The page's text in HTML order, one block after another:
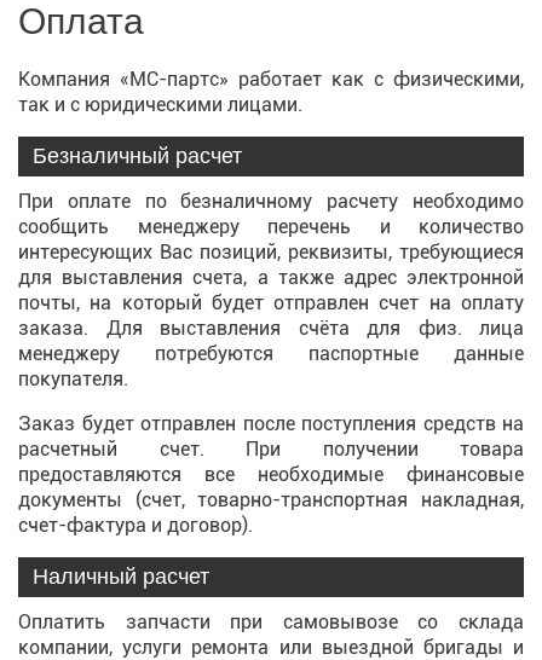
Оплата
Компания «МС-партс» работает как с физическими,
так и с юридическими лицами.
Безналичный расчет
При оплате по безналичному расчету необходимо
сообщить менеджеру перечень и количество
интересующих Вас позиций, реквизиты, требующиеся
для выставления счета, а также адрес электронной
почты, на который будет отправлен счет на оплату
заказа. Для выставления счёта для физ. лица
менеджеру потребуются паспортные данные
покупателя.
Заказ будет отправлен после поступления средств на
расчетный счет. При получении товара
предоставляются все необходимые финансовые
документы (счет, товарно-транспортная накладная,
счет-фактура и договор).
Наличный расчет
Оплатить запчасти при самовывозе со склада
компании, услуги ремонта или выездной бригады и